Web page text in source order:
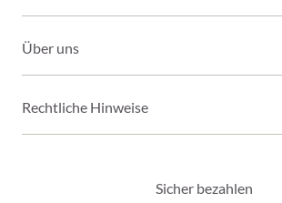
Über uns
Rechtliche Hinweise
Sicher bezahlen